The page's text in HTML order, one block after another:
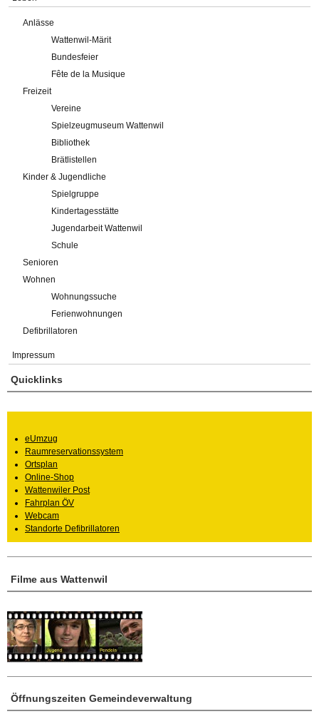
Anlässe
Wattenwil-Märit
Bundesfeier
Fête de la Musique
Freizeit
Vereine
Spielzeugmuseum Wattenwil
Bibliothek
Brätlistellen
Kinder & Jugendliche
Spielgruppe
Kindertagesstätte
Jugendarbeit Wattenwil
Schule
Senioren
Wohnen
Wohnungssuche
Ferienwohnungen
Defibrillatoren
Impressum
Öffnungszeiten Gemeindeverwaltung
Filme aus Wattenwil
Quicklinks
eUmzug
Raumreservationssystem
Ortsplan
Online-Shop
Wattenwiler Post
Fahrplan ÖV
Webcam
Standorte Defibrillatoren